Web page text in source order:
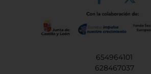
654964101
628467037